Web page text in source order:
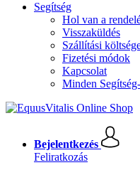
Segítség
Hol van a
Visszaküldés
Szállítási
Fizetési módok
Kapcsolat
Minden
Bejelentkezés
Feliratkozás